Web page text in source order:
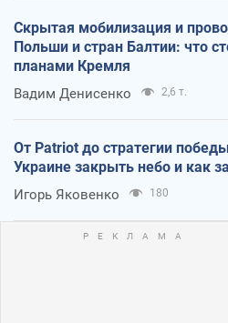
Скрытая мобилизация и
Польши и стран Балтии: что
планами Кремля
Вадим Денисенко 2,6 т.
От Patriot до стратегии
Украине закрыть небо и как
Игорь Яковенко 180